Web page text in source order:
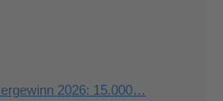
2026: 15.000…